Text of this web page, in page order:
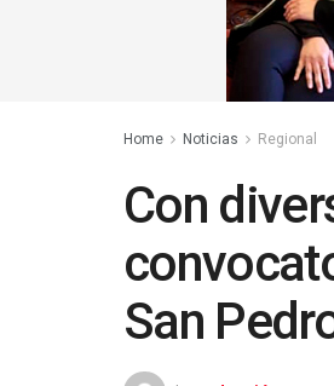
Home Noticias Regional
Con
San